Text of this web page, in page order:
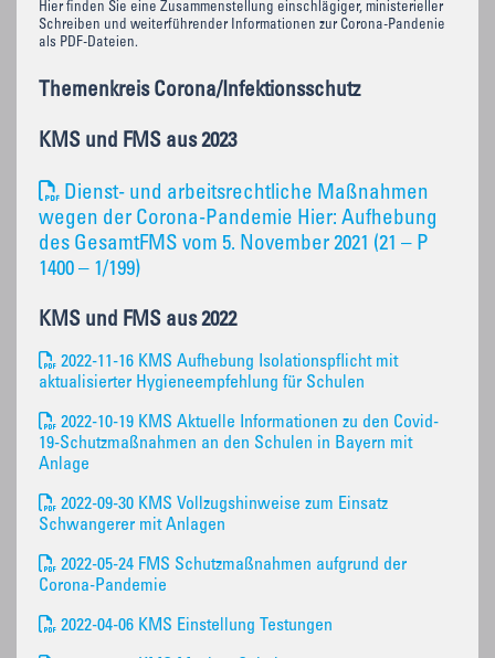
Hier finden Sie eine Zusammenstellung einschlägiger, ministerieller
Schreiben und weiterführender Informationen zur Corona-Pandenie
als PDF-Dateien.
Themenkreis Corona/Infektionsschutz
KMS und FMS aus 2023
Dienst- und arbeitsrechtliche Maßnahmen
wegen der Corona-Pandemie Hier: Aufhebung
des GesamtFMS vom 5. November 2021 (21 – P
1400 – 1/199)
KMS und FMS aus 2022
2022-11-16 KMS Aufhebung Isolationspflicht mit
aktualisierter Hygieneempfehlung für Schulen
2022-10-19 KMS Aktuelle Informationen zu den Covid-
19-Schutzmaßnahmen an den Schulen in Bayern mit
Anlage
2022-09-30 KMS Vollzugshinweise zum Einsatz
Schwangerer mit Anlagen
2022-05-24 FMS Schutzmaßnahmen aufgrund der
Corona-Pandemie
2022-04-06 KMS Einstellung Testungen